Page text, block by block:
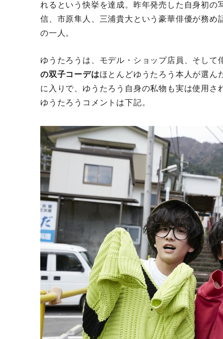
れるという快挙を達成。昨年発売した自身初
信、市原隼人、三浦貴大という豪華俳優が務
の一人。
ゆうたろうは、モデル・ショップ店員、そして
の双子コーデはほとんどゆうたろう本人が選ん
に入りで、ゆうたろう自身の私物も実は使用さ
ゆうたろうコメントは下記。